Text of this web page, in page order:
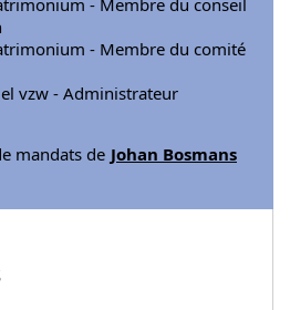
- Membre du comité
vzw - Administrateur
mandats de Johan Bosmans